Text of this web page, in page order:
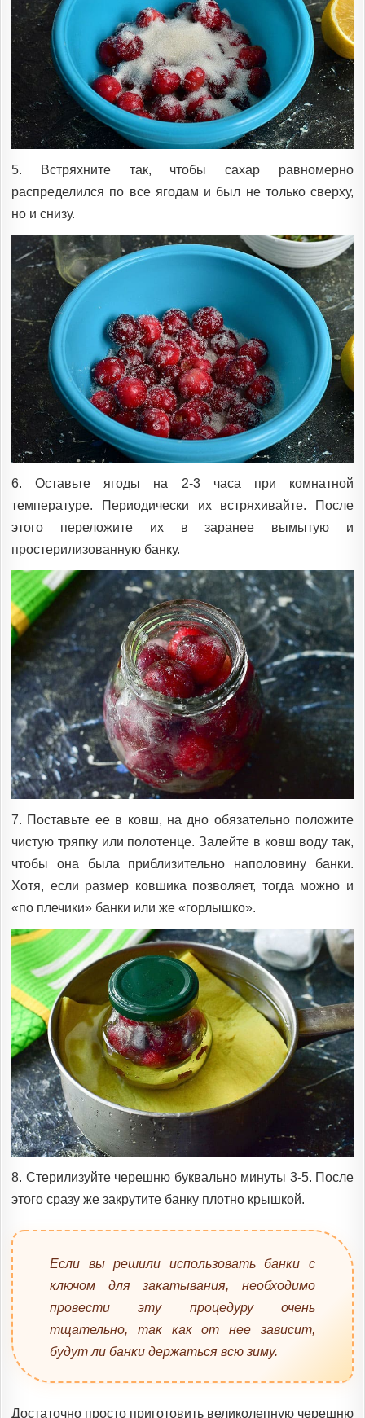
5. Встряхните так, чтобы сахар равномерно
распределился по все ягодам и был не только сверху,
но и снизу.
6. Оставьте ягоды на 2-3 часа при комнатной
температуре. Периодически их встряхивайте. После
этого переложите их в заранее вымытую и
простерилизованную банку.
7. Поставьте ее в ковш, на дно обязательно положите
чистую тряпку или полотенце. Залейте в ковш воду так,
чтобы она была приблизительно наполовину банки.
Хотя, если размер ковшика позволяет, тогда можно и
«по плечики» банки или же «горлышко».
8. Стерилизуйте черешню буквально минуты 3-5. После
этого сразу же закрутите банку плотно крышкой.
Если вы решили использовать банки с
ключом для закатывания, необходимо
провести эту процедуру очень
тщательно, так как от нее зависит,
будут ли банки держаться всю зиму.
Достаточно просто приготовить великолепную черешню